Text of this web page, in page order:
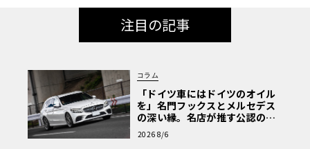
注目の記事
コラム
「ドイツ車にはドイツのオイル
を」名門フックスとメルセデス
の深い縁。名店が推す公認の安
心と、Cクラスで味わうシルキー
な走り〈PR〉
2026 8/6